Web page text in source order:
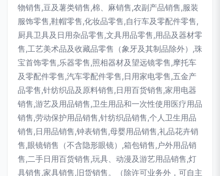
物销售,豆及薯类销售,棉、麻销售,农副产品销售,服装
服饰零售,鞋帽零售,化妆品零售,自行车及零配件零售,
厨具卫具及日用杂品零售,文具用品零售,用品及器材零
售,工艺美术品及收藏品零售（象牙及其制品除外）,珠
宝首饰零售,乐器零售,照相器材及望远镜零售,摩托车
及零配件零售,汽车零配件零售,日用家电零售,五金产
品零售,针纺织品及原料销售,日用百货销售,家用电器
销售,游艺及用品销售,卫生用品和一次性使用医疗用品
销售,劳动保护用品销售,针纺织品销售,个人卫生用品
销售,日用品销售,钟表销售,母婴用品销售,礼品花卉销
售,眼镜销售（不含隐形眼镜）,箱包销售,户外用品销
售,二手日用百货销售,玩具、动漫及游艺用品销售,灯
具销售,家具销售,旧货销售。（除许可业务外，可自主